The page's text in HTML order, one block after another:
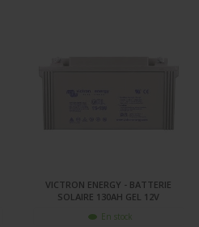
VICTRON ENERGY - BATTERIE
SOLAIRE 130AH GEL 12V
En stock